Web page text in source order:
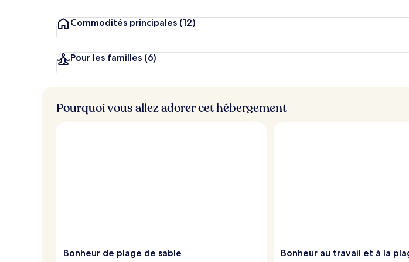
é
Commodités principales (12)
Pour les familles (6)
Pourquoi vous allez adorer cet hébergement
Bonheur de plage de sable Bonheur au travail et à la